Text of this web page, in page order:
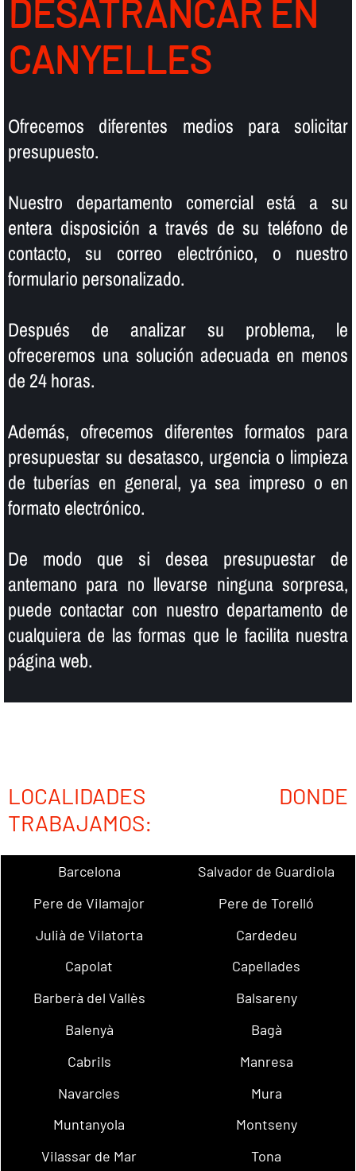
DESATRANCAR EN
CANYELLES
Ofrecemos diferentes medios para solicitar
presupuesto.
Nuestro departamento comercial está a su
entera disposición a través de su teléfono de
contacto, su correo electrónico, o nuestro
formulario personalizado.
Después de analizar su problema, le
ofreceremos una solución adecuada en menos
de 24 horas.
Además, ofrecemos diferentes formatos para
presupuestar su desatasco, urgencia o limpieza
de tuberí­as en general, ya sea impreso o en
formato electrónico.
De modo que si desea presupuestar de
antemano para no llevarse ninguna sorpresa,
puede contactar con nuestro departamento de
cualquiera de las formas que le facilita nuestra
página web.
LOCALIDADES DONDE
TRABAJAMOS:
Barcelona
Salvador de Guardiola
Pere de Vilamajor
Pere de Torelló
Julià de Vilatorta
Cardedeu
Capolat
Capellades
Barberà del Vallès
Balsareny
Balenyà
Bagà
Cabrils
Manresa
Navarcles
Mura
Muntanyola
Montseny
Vilassar de Mar
Tona